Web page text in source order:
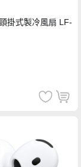
掛式製冷風扇 LF-